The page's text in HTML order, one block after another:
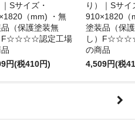
｜Sサイズ・
（mm) ・無
（保護塗装無
F☆☆☆☆認定工場
円(税410円)
り）｜Sサイ
910×1820（
塗装品（保
し）
の商品
4,509円(税